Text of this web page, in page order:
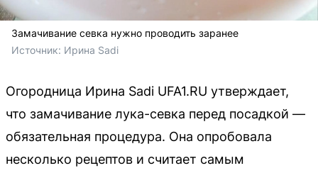
Замачивание севка нужно проводить заранее
Источник: Ирина Sadi
Огородница Ирина Sadi UFA1.RU утверждает,
что замачивание лука-севка перед посадкой —
обязательная процедура. Она опробовала
несколько рецептов и считает самым